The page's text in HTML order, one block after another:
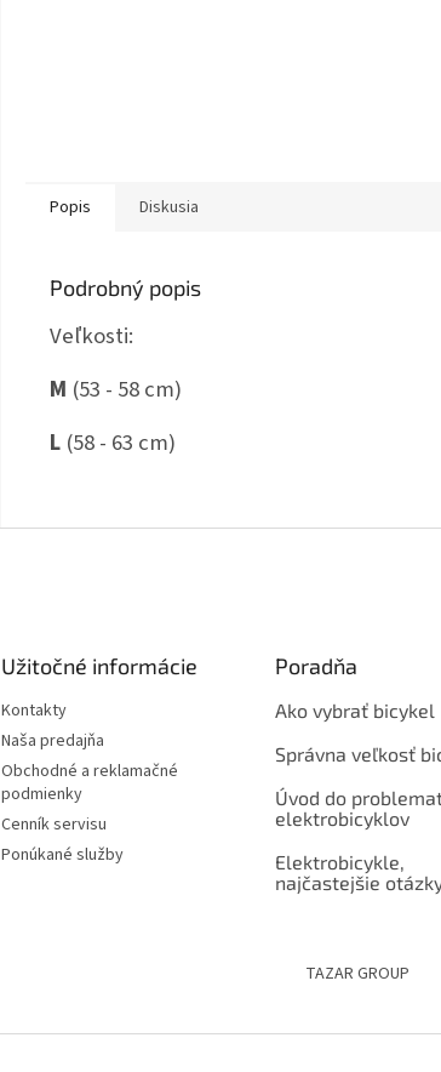
Popis Diskusia
Podrobný popis
Veľkosti:
M (53 - 58 cm)
L (58 - 63 cm)
Užitočné informácie
Kontakty
Naša predajňa
Obchodné a reklamačné
podmienky
Cenník servisu
Ponúkané služby
Poradňa
Ako vybrať bicykel
Správna veľkosť
Úvod do
elektrobicyklov
Elektrobicykle,
najčastejšie
TAZAR GROUP